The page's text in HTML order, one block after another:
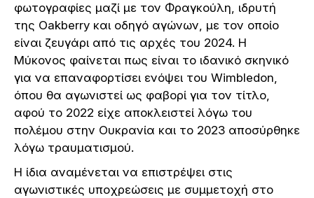
φωτογραφίες μαζί με τον Φραγκούλη, ιδρυτή
της Oakberry και οδηγό αγώνων, με τον οποίο
είναι ζευγάρι από τις αρχές του 2024. Η
Μύκονος φαίνεται πως είναι το ιδανικό σκηνικό
για να επαναφορτίσει ενόψει του Wimbledon,
όπου θα αγωνιστεί ως φαβορί για τον τίτλο,
αφού το 2022 είχε αποκλειστεί λόγω του
πολέμου στην Ουκρανία και το 2023 αποσύρθηκε
λόγω τραυματισμού.
Η ίδια αναμένεται να επιστρέψει στις
αγωνιστικές υποχρεώσεις με συμμετοχή στο